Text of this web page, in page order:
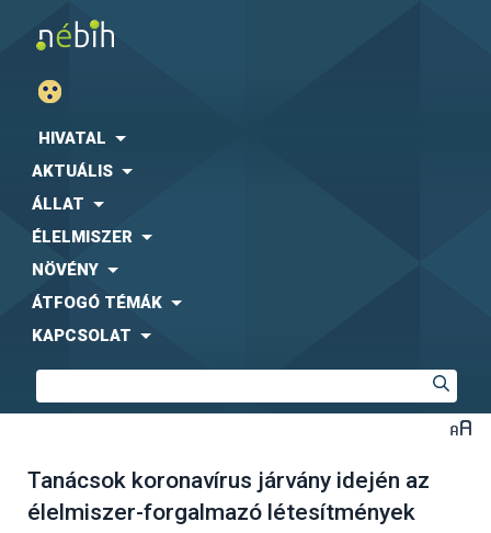
HIVATAL
AKTUÁLIS
ÁLLAT
ÉLELMISZER
NÖVÉNY
ÁTFOGÓ TÉMÁK
KAPCSOLAT
Tanácsok koronavírus járvány idején az
élelmiszer-forgalmazó létesítmények